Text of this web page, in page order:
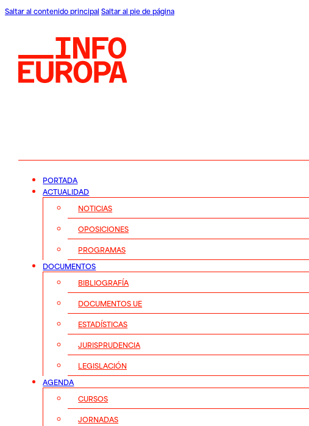
Saltar al contenido principal Saltar al pie de página
PORTADA
ACTUALIDAD
NOTICIAS
OPOSICIONES
PROGRAMAS
DOCUMENTOS
BIBLIOGRAFÍA
DOCUMENTOS UE
ESTADÍSTICAS
JURISPRUDENCIA
LEGISLACIÓN
AGENDA
CURSOS
JORNADAS